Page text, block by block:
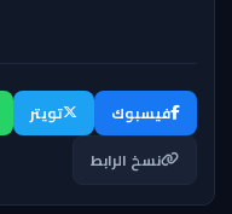
فيسبوك تويتر
نسخ الرابط